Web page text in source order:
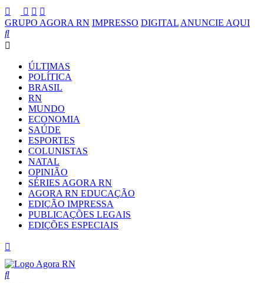
GRUPO AGORA RN IMPRESSO DIGITAL ANUNCIE AQUI
ÚLTIMAS
POLÍTICA
BRASIL
RN
MUNDO
ECONOMIA
SAÚDE
ESPORTES
COLUNISTAS
NATAL
OPINIÃO
SÉRIES AGORA RN
AGORA RN EDUCAÇÃO
EDIÇÃO IMPRESSA
PUBLICAÇÕES LEGAIS
EDIÇÕES ESPECIAIS